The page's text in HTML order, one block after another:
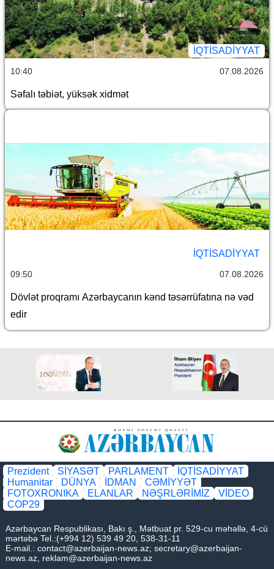
İQTİSADİYYAT
10:40 07.08.2026
Səfalı təbiət, yüksək xidmət
İQTİSADİYYAT
09:50 07.08.2026
Dövlət proqramı Azərbaycanın kənd təsərrüfatına nə vəd
edir
Prezident SİYASƏT PARLAMENT
İQTİSADİYYAT
Humanitar
DÜNYA İDMAN
CƏMİYYƏT
FOTOXRONIKA
ELANLAR NƏŞRLƏRİMİZ
VİDEO
COP29
Azərbaycan Respublikası, Bakı ş., Mətbuat pr. 529-cu məhəllə, 4-cü
mərtəbə Tel.:(+994 12) 539 49 20, 538-31-11
E-mail.: contact@azerbaijan-news.az; secretary@azerbaijan-
news.az reklam@azerbaijan-news.az